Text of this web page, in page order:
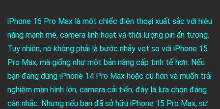
iPhone 16 Pro Max là một chiếc điện thoại xuất sắc với hiệu
năng mạnh mẽ, camera linh hoạt và thời lượng pin ấn tượng.
Tuy nhiên, nó không phải là bước nhảy vọt so với iPhone 15
Pro Max, mà giống như một bản nâng cấp tinh tế hơn. Nếu
bạn đang dùng iPhone 14 Pro Max hoặc cũ hơn và muốn trải
nghiệm màn hình lớn, camera cải tiến, đây là lựa chọn đáng
cân nhắc. Nhưng nếu bạn đã sở hữu iPhone 15 Pro Max, sự